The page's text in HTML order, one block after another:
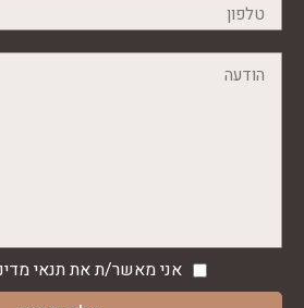
אני מאשר/ת את תנאי